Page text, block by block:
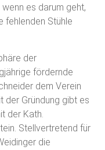
es darum geht,
fehlenden Stühle
der
fördernde
dem Verein
der Gründung gibt es
der Kath.
Stellvertretend für
die